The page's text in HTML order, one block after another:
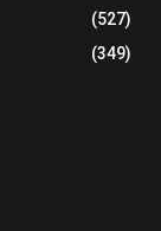
(527)
(349)